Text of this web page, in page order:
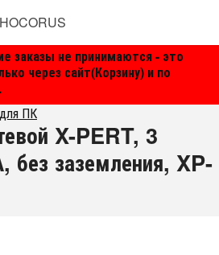
заказы не принимаются - это
через сайт(Корзину) и по
HOCORUS
ПК
X-PERT, 3
без заземления, XP-